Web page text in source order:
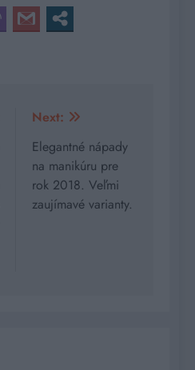
Next:
Elegantné nápady
na manikúru pre
rok 2018. Veľmi
zaujímavé varianty.